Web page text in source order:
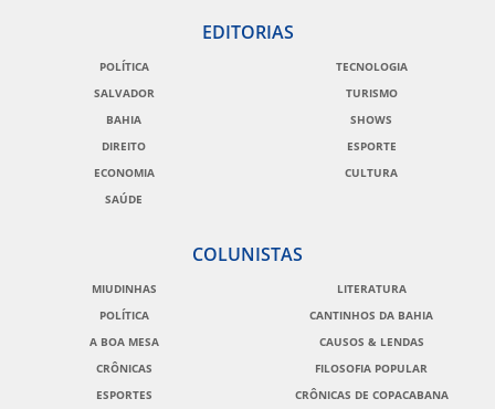
EDITORIAS
POLÍTICA
SALVADOR
BAHIA
DIREITO
ECONOMIA
SAÚDE
TECNOLOGIA
TURISMO
SHOWS
ESPORTE
CULTURA
COLUNISTAS
MIUDINHAS
POLÍTICA
A BOA MESA
CRÔNICAS
ESPORTES
LITERATURA
CANTINHOS DA BAHIA
CAUSOS & LENDAS
FILOSOFIA POPULAR
CRÔNICAS DE COPACABANA